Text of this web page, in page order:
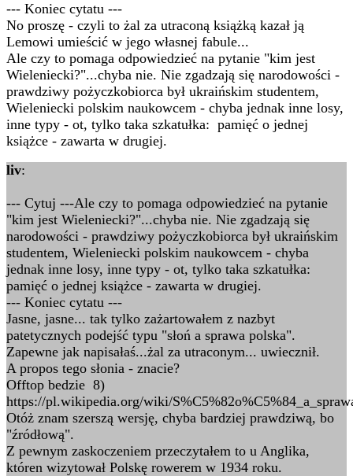
--- Koniec cytatu ---
No proszę - czyli to żal za utraconą książką kazał ją
Lemowi umieścić w jego własnej fabule...
Ale czy to pomaga odpowiedzieć na pytanie "kim jest
Wieleniecki?"...chyba nie. Nie zgadzają się narodowości -
prawdziwy pożyczkobiorca był ukraińskim studentem,
Wieleniecki polskim naukowcem - chyba jednak inne losy,
inne typy - ot, tylko taka szkatułka: pamięć o jednej
książce - zawarta w drugiej.
liv:
--- Cytuj ---Ale czy to pomaga odpowiedzieć na pytanie
"kim jest Wieleniecki?"...chyba nie. Nie zgadzają się
narodowości - prawdziwy pożyczkobiorca był ukraińskim
studentem, Wieleniecki polskim naukowcem - chyba
jednak inne losy, inne typy - ot, tylko taka szkatułka:
pamięć o jednej książce - zawarta w drugiej.
--- Koniec cytatu ---
Jasne, jasne... tak tylko zażartowałem z nazbyt
patetycznych podejść typu "słoń a sprawa polska".
Zapewne jak napisałaś...żal za utraconym... uwiecznił.
A propos tego słonia - znacie?
Offtop bedzie 8)
https://pl.wikipedia.org/wiki/
Otóż znam szerszą wersję, chyba bardziej prawdziwą, bo
"źródłową".
Z pewnym zaskoczeniem przeczytałem to u Anglika,
któren wizytował Polskę rowerem w 1934 roku.